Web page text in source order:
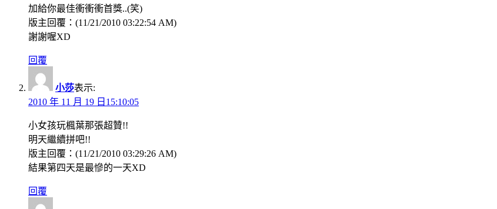
加給你最佳衝衝衝首獎..(笑)
版主回覆：(11/21/2010 03:22:54 AM)
謝謝喔XD
回覆
小莎表示:
2010 年 11 月 19 日15:10:05
小女孩玩楓葉那張超贊!!
明天繼續拼吧!!
版主回覆：(11/21/2010 03:29:26 AM)
結果第四天是最慘的一天XD
回覆